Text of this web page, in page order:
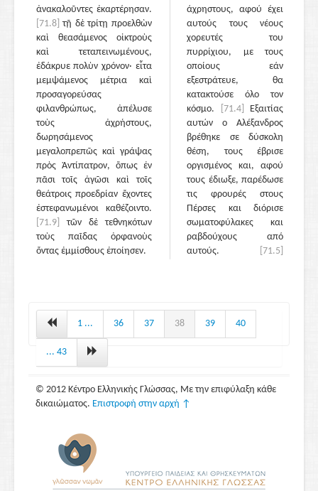
ἀνακαλοῦντες ἐκαρτέρησαν.
[71.8] τῇ δὲ τρίτῃ προελθὼν
καὶ θεασάμενος οἰκτροὺς
καὶ τεταπεινωμένους,
ἐδάκρυε πολὺν χρόνον· εἶτα
μεμψάμενος μέτρια καὶ
προσαγορεύσας
φιλανθρώπως, ἀπέλυσε
τοὺς ἀχρήστους,
δωρησάμενος
μεγαλοπρεπῶς καὶ γράψας
πρὸς Ἀντίπατρον, ὅπως ἐν
πᾶσι τοῖς ἀγῶσι καὶ τοῖς
θεάτροις προεδρίαν ἔχοντες
ἐστεφανωμένοι καθέζοιντο.
[71.9]
τῶν δὲ τεθνηκότων
τοὺς παῖδας ὀρφανοὺς
ὄντας ἐμμίσθους ἐποίησεν.
άχρηστους, αφού έχει
αυτούς τους νέους
χορευτές του
πυρρίχιου, με τους
οποίους εάν
εξεστράτευε, θα
κατακτούσε όλο τον
κόσμο.
[71.4]
Εξαιτίας
αυτών ο Αλέξανδρος
βρέθηκε σε δύσκολη
θέση, τους έβρισε
οργισμένος και, αφού
τους έδιωξε, παρέδωσε
τις φρουρές στους
Πέρσες και διόρισε
σωματοφύλακες και
ραβδούχους από
αυτούς.
[71.5]
αυτούς και οι ίδιοι να
είναι παραμερισμένοι
και περιφρονημένοι,
διαπίστωναν ότι λίγο
όπλα, μόνο με τον
1 ... 36 37 38 39 40
... 43
© 2012 Κέντρο Ελληνικής Γλώσσας, Με την επιφύλαξη κάθε
δικαιώματος. Επιστροφή στην αρχή ↑